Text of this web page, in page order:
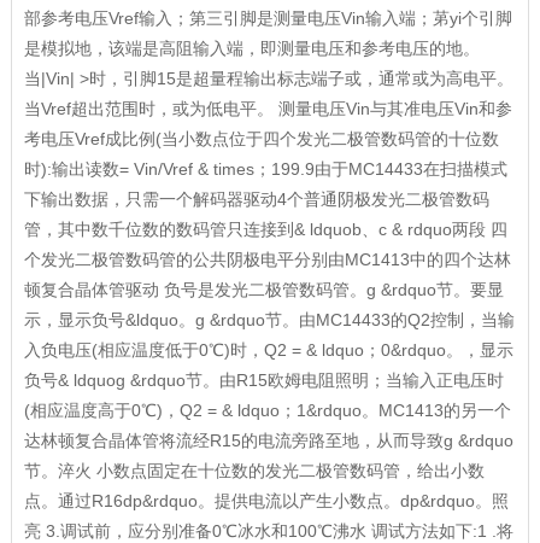
部参考电压Vref输入；第三引脚是测量电压Vin输入端；苐yi个引脚
是模拟地，该端是高阻输入端，即测量电压和参考电压的地。
当|Vin| >时，引脚15是超量程输出标志端子或，通常或为高电平。
当Vref超出范围时，或为低电平。 测量电压Vin与其准电压Vin和参
考电压Vref成比例(当小数点位于四个发光二极管数码管的十位数
时):输出读数= Vin/Vref & times；199.9由于MC14433在扫描模式
下输出数据，只需一个解码器驱动4个普通阴极发光二极管数码
管，其中数千位数的数码管只连接到& ldquob、c & rdquo两段 四
个发光二极管数码管的公共阴极电平分别由MC1413中的四个达林
顿复合晶体管驱动 负号是发光二极管数码管。g &rdquo节。要显
示，显示负号&ldquo。g &rdquo节。由MC14433的Q2控制，当输
入负电压(相应温度低于0℃)时，Q2 = & ldquo；0&rdquo。，显示
负号& ldquog &rdquo节。由R15欧姆电阻照明；当输入正电压时
(相应温度高于0℃)，Q2 = & ldquo；1&rdquo。MC1413的另一个
达林顿复合晶体管将流经R15的电流旁路至地，从而导致g &rdquo
节。淬火 小数点固定在十位数的发光二极管数码管，给出小数
点。通过R16dp&rdquo。提供电流以产生小数点。dp&rdquo。照
亮 3.调试前，应分别准备0℃冰水和100℃沸水 调试方法如下:1 .将